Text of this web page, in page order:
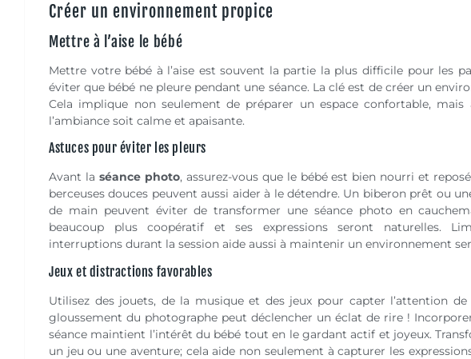
Créer un environnement propice
Mettre à l’aise le bébé
Mettre votre bébé à l’aise est souvent la partie la plus difficile pour les
éviter que bébé ne pleure pendant une séance. La clé est de créer un
Cela implique non seulement de préparer un espace confortable,
l’ambiance soit calme et apaisante.
Astuces pour éviter les pleurs
Avant la séance photo, assurez-vous que le bébé est bien nourri et
berceuses douces peuvent aussi aider à le détendre. Un biberon prêt ou
de main peuvent éviter de transformer une séance photo en
beaucoup plus coopératif et ses expressions seront naturelles.
interruptions durant la session aide aussi à maintenir un environnement
Jeux et distractions favorables
Utilisez des jouets, de la musique et des jeux pour capter l’attention de
gloussement du photographe peut déclencher un éclat de rire !
séance maintient l’intérêt du bébé tout en le gardant actif et joyeux.
un jeu ou une aventure; cela aide non seulement à capturer les